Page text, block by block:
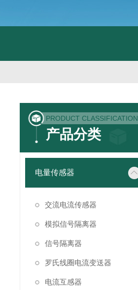
PRODUCT CLASSIFICATION
产品分类
电量传感器
交流电流传感器
模拟信号隔离器
信号隔离器
罗氏线圈电流变送器
电流互感器